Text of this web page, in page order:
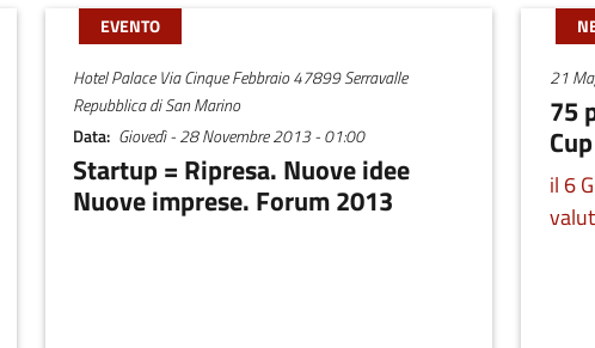
EVENTO
Hotel Palace Via Cinque Febbraio 47899 Serravalle
Repubblica di San Marino
Data Giovedì - 28 Novembre 2013 - 01:00
Startup = Ripresa. Nuove idee
Nuove imprese. Forum 2013
21
75
il 6